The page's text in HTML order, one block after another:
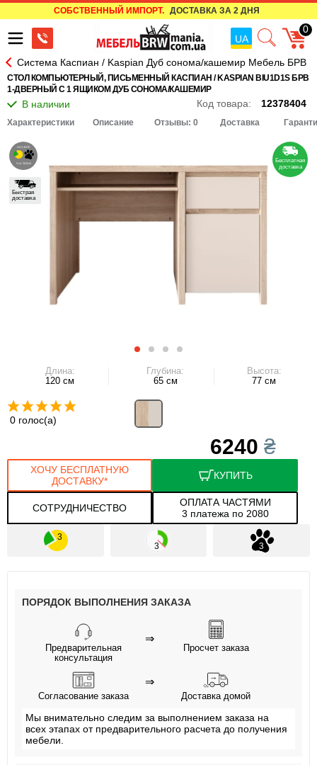
СОБСТВЕННЫЙ ИМПОРТ. ДОСТАВКА ЗА 2 ДНЯ
UA
0
Система Каспиан / Kaspian Дуб сонома/кашемир Мебель БРВ
СТОЛ КОМПЬЮТЕРНЫЙ, ПИСЬМЕННЫЙ КАСПИАН / KASPIAN BIU1D1S БРВ
1-ДВЕРНЫЙ С 1 ЯЩИКОМ ДУБ СОНОМА/КАШЕМИР
Код товара: 12378404
Характеристики Описание Отзывы: 0 Доставка
Длина:
120 см
Глубина:
65 см
Высота:
77 см
0 голос(а)
6240₴
КУПИТЬ
СОТРУДНИЧЕСТВО
ХОЧУ БЕСПЛАТНУЮ
ДОСТАВКУ*
ОПЛАТА ЧАСТЯМИ
3 платежа по 2080
ПОРЯДОК ВЫПОЛНЕНИЯ ЗАКАЗА
Предварительная
консультация
⇒
Просчет заказа
Согласование заказа
⇒
Доставка домой
Мы внимательно следим за выполнением заказа на
всех этапах от предварительного расчета до получения
мебели.